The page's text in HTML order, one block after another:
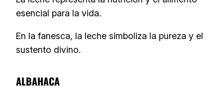
esencial para la vida.
En la fanesca, la leche simboliza la pureza y el
sustento divino.
ALBAHACA